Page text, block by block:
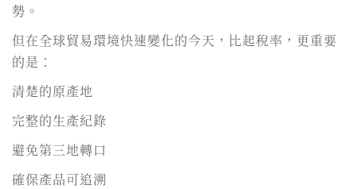
勢。
但在全球貿易環境快速變化的今天，比起稅率，更重要
的是：
清楚的原產地
完整的生產紀錄
避免第三地轉口
確保產品可追溯